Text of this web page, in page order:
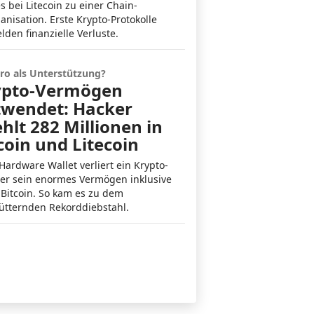
bei Litecoin zu einer Chain-
Erste Krypto-Protokolle
finanzielle Verluste.
als Unterstützung?
Vermögen
Hacker
282 Millionen in
und Litecoin
Wallet verliert ein Krypto-
sein enormes Vermögen inklusive
So kam es zu dem
Rekorddiebstahl.